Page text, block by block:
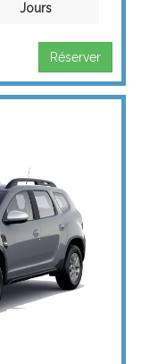
Jours
Réserver